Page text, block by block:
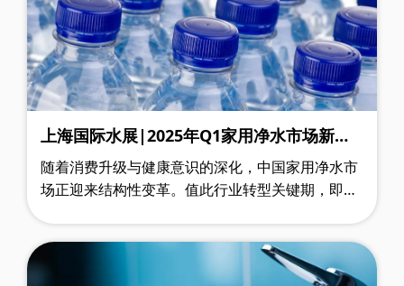
上海国际水展|2025年Q1家用净水市场新动
向：政策赋能下的行业升级
随着消费升级与健康意识的深化，中国家用净水市
场正迎来结构性变革。值此行业转型关键期，即将